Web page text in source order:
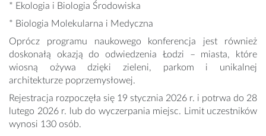
* Ekologia i Biologia Środowiska
* Biologia Molekularna i Medyczna
Oprócz programu naukowego konferencja jest również
doskonałą okazją do odwiedzenia Łodzi – miasta, które
wiosną ożywa dzięki zieleni, parkom i unikalnej
architekturze poprzemysłowej.
Rejestracja rozpoczęła się 19 stycznia 2026 r. i potrwa do 28
lutego 2026 r. lub do wyczerpania miejsc. Limit uczestników
wynosi 130 osób.